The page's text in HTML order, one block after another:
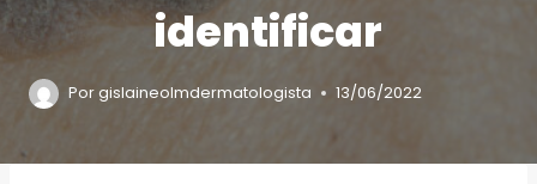
identificar
Porgislaineolmdermatologista 13/06/2022